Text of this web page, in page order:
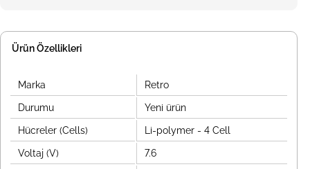
Ürün Özellikleri
Marka Retro
Durumu Yeni ürün
Hücreler (Cells) Li-polymer - 4 Cell
Voltaj (V) 7.6